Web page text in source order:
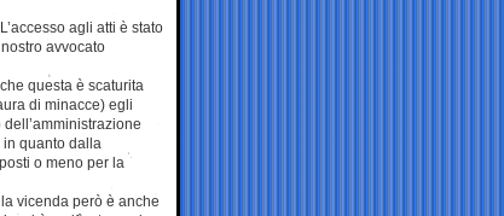
agli atti è stato
avvocato
questa è scaturita
di minacce) egli
in quanto dalla
o meno per la
vicenda però è anche